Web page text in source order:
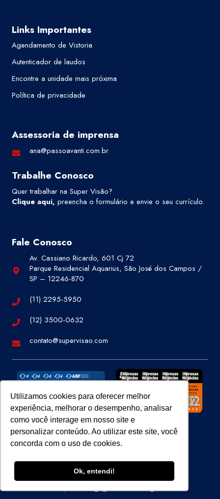
Utilizamos cookies para oferecer melhor
experiência, melhorar o desempenho, analisar
como você interage em nosso site e
personalizar conteúdo. Ao utilizar este site, você
concorda com o uso de cookies.
Ok, entendi!
Links Importantes
Agendamento de Vistoria
Autenticador de laudos
Encontre a unidade mais próxima
Política de privacidade
Assessoria de imprensa
ana@passoavanti.com.br
Trabalhe Conosco
Quer trabalhar na Super Visão?
Clique aqui, preencha o formulário e envie o seu currículo.
Fale Conosco
Av. Cassiano Ricardo, 601 Cj 72
Parque Residencial Aquarius, São José dos Campos /
SP – 12246-870
(11) 2295-5950
(12) 3500-0632
contato@supervisao.com
Site 100% Seguro